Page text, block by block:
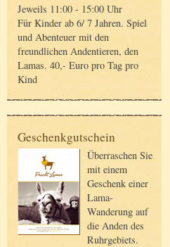
Jeweils 11:00 - 15:00 Uhr
Für Kinder ab 6/ 7 Jahren. Spiel
und Abenteuer mit den
freundlichen Andentieren, den
Lamas. 40,- Euro pro Tag pro
Kind
Geschenkgutschein
Überraschen Sie
mit einem
Geschenk einer
Lama-
Wanderung auf
die Anden des
Ruhrgebiets.